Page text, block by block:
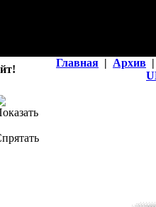
Главная | Архив |